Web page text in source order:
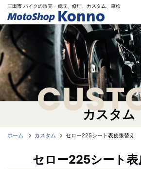
三田市 バイクの販売・買取、修理、カスタム、車検
カスタム
ホーム カスタム セロー225シート表皮張替え
セロー225シート表